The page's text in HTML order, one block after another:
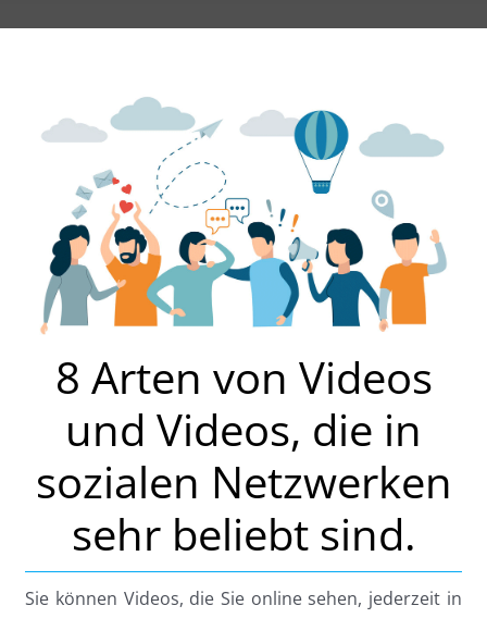
8 Arten von Videos
und Videos, die in
sozialen Netzwerken
sehr beliebt sind.
Sie können Videos, die Sie online sehen, jederzeit in